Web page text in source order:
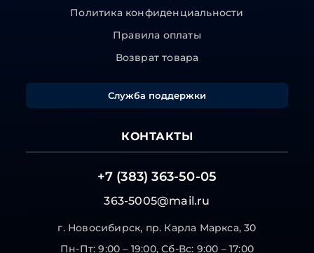
Политика конфиденциальности
Правила оплаты
Возврат товара
Служба поддержки
КОНТАКТЫ
+7 (383) 363-50-05
363-5005@mail.ru
г. Новосибирск, пр. Карла Маркса, 30
Пн-Пт: 9:00 – 19:00, Сб-Вс: 9:00 – 17:00